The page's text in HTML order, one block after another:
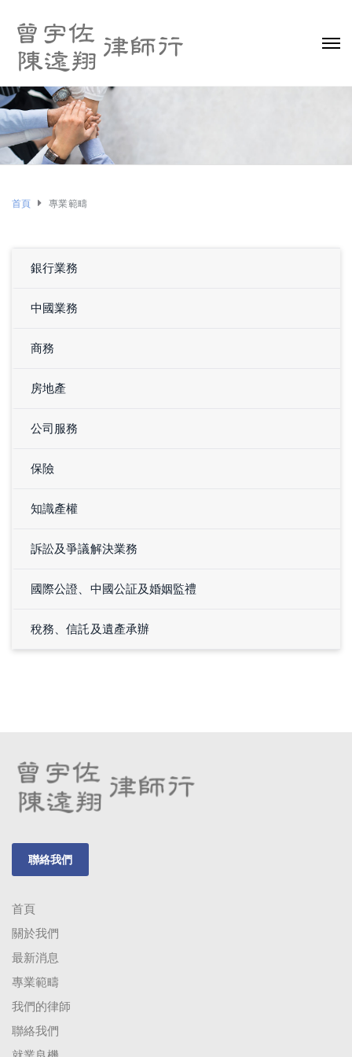
首頁 專業範疇
銀行業務
中國業務
商務
房地產
公司服務
保險
知識產權
訴訟及爭議解決業務
國際公證、中國公証及婚姻監禮
稅務、信託及遺產承辦
聯絡我們
首頁
關於我們
最新消息
專業範疇
我們的律師
聯絡我們